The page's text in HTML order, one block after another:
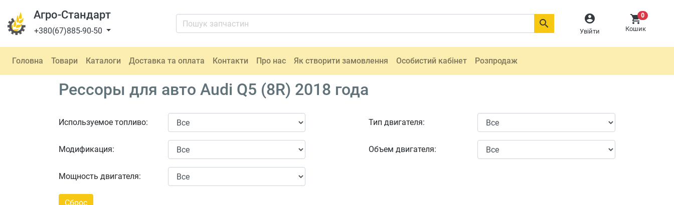
Агро-Стандарт
+380(67)885-90-50

Увійти
0
Кошик

Головна Товари Каталоги Доставка та оплата Контакти Про нас Як створити замовлення Особистий кабінет Розпродаж
Рессоры для авто Audi Q5 (8R) 2018 года
Используемое топливо:
Модификация:
Мощность двигателя:
Тип двигателя:
Объем двигателя: